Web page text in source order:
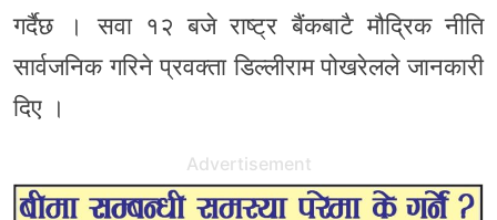
गर्दैछ । सवा १२ बजे राष्ट्र बैंकबाटै मौद्रिक नीति
सार्वजनिक गरिने प्रवक्ता डिल्लीराम पोखरेलले जानकारी
दिए ।
Advertisement